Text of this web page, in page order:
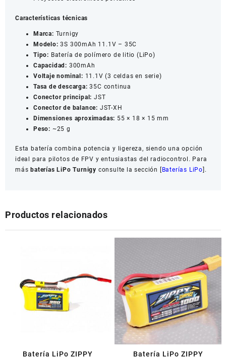
Características técnicas
Marca: Turnigy
Modelo: 3S 300mAh 11.1V – 35C
Tipo: Batería de polímero de litio (LiPo)
Capacidad: 300mAh
Voltaje nominal: 11.1V (3 celdas en serie)
Tasa de descarga: 35C continua
Conector principal: JST
Conector de balance: JST-XH
Dimensiones aproximadas: 55 × 18 × 15 mm
Peso: ~25 g
Esta batería combina potencia y ligereza, siendo una opción
ideal para pilotos de FPV y entusiastas del radiocontrol. Para
más baterías LiPo Turnigy consulte la sección [ Baterías LiPo ].
Productos relacionados
Batería LiPo ZIPPY
Batería LiPo ZIPPY